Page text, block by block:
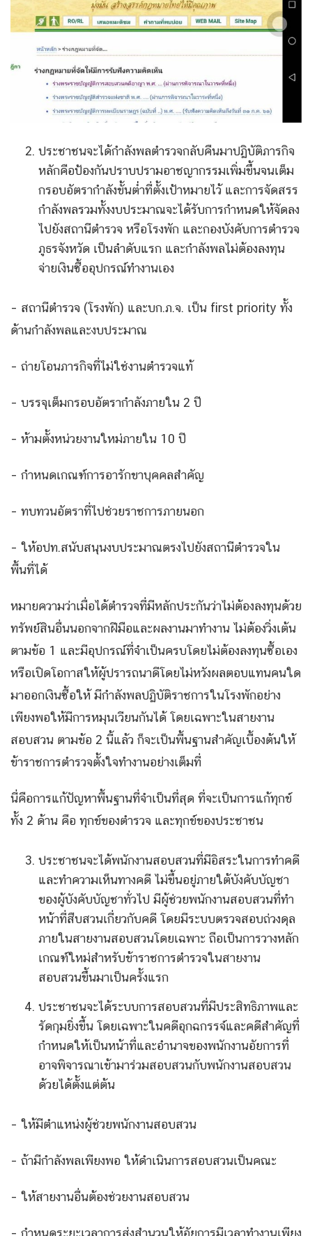
ประชาชนจะได้กำลังพลตำรวจกลับคืนมาปฏิบัติภารกิจ
หลักคือป้องกันปราบปรามอาชญากรรมเพิ่มขึ้นจนเต็ม
กรอบอัตรากำลังขั้นต่ำที่ตั้งเป้าหมายไว้ และการจัดสรร
กำลังพลรวมทั้งงบประมาณจะได้รับการกำหนดให้จัดลง
ไปยังสถานีตำรวจ หรือโรงพัก และกองบังคับการตำรวจ
ภูธรจังหวัด เป็นลำดับแรก และกำลังพลไม่ต้องลงทุน
จ่ายเงินซื้ออุปกรณ์ทำงานเอง
– สถานีตำรวจ (โรงพัก) และบก.ภ.จ. เป็น first priority ทั้ง
ด้านกำลังพลและงบประมาณ
– ถ่ายโอนภารกิจที่ไม่ใช่งานตำรวจแท้
– บรรจุเต็มกรอบอัตรากำลังภายใน 2 ปี
– ห้ามตั้งหน่วยงานใหม่ภายใน 10 ปี
– กำหนดเกณฑ์การอารักขาบุคคลสำคัญ
– ทบทวนอัตราที่ไปช่วยราชการภายนอก
– ให้อปท.สนับสนุนงบประมาณตรงไปยังสถานีตำรวจใน
พื้นที่ได้
หมายความว่าเมื่อได้ตำรวจที่มีหลักประกันว่าไม่ต้องลงทุนด้วย
ทรัพย์สินอื่นนอกจากฝีมือและผลงานมาทำงาน ไม่ต้องวิ่งเต้น
ตามข้อ 1 และมีอุปกรณ์ที่จำเป็นครบโดยไม่ต้องลงทุนซื้อเอง
หรือเปิดโอกาสให้ผู้ปรารถนาดีโดยไม่หวังผลตอบแทนคนใด
มาออกเงินซื้อให้ มีกำลังพลปฏิบัติราชการในโรงพักอย่าง
เพียงพอให้มีการหมุนเวียนกันได้ โดยเฉพาะในสายงาน
สอบสวน ตามข้อ 2 นี้แล้ว ก็จะเป็นพื้นฐานสำคัญเบื้องต้นให้
ข้าราชการตำรวจตั้งใจทำงานอย่างเต็มที่
นี่คือการแก้ปัญหาพื้นฐานที่จำเป็นที่สุด ที่จะเป็นการแก้ทุกข์
ทั้ง 2 ด้าน คือ ทุกข์ของตำรวจ และทุกข์ของประชาชน
ประชาชนจะได้พนักงานสอบสวนที่มีอิสระในการทำคดี
และทำความเห็นทางคดี ไม่ขึ้นอยู่ภายใต้บังคับบัญชา
ของผู้บังคับบัญชาทั่วไป มีผู้ช่วยพนักงานสอบสวนที่ทำ
หน้าที่สืบสวนเกี่ยวกับคดี โดยมีระบบตรวจสอบถ่วงดุล
ภายในสายงานสอบสวนโดยเฉพาะ ถือเป็นการวางหลัก
เกณฑ์ใหม่สำหรับข้าราชการตำรวจในสายงาน
สอบสวนขึ้นมาเป็นครั้งแรก
ประชาชนจะได้ระบบการสอบสวนที่มีประสิทธิภาพและ
รัดกุมยิ่งขึ้น โดยเฉพาะในคดีอุกฉกรรจ์และคดีสำคัญที่
กำหนดให้เป็นหน้าที่และอำนาจของพนักงานอัยการที่
อาจพิจารณาเข้ามาร่วมสอบสวนกับพนักงานสอบสวน
ด้วยได้ตั้งแต่ต้น
– ให้มีตำแหน่งผู้ช่วยพนักงานสอบสวน
– ถ้ามีกำลังพลเพียงพอ ให้ดำเนินการสอบสวนเป็นคณะ
– ให้สายงานอื่นต้องช่วยงานสอบสวน
– กำหนดระยะเวลาการส่งสำนวนให้อัยการมีเวลาทำงานเพียง